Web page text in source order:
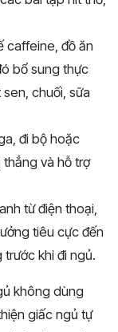
caffeine, đồ ăn
bổ sung thực
chuối, sữa
đi bộ hoặc
và hỗ trợ
từ điện thoại,
tiêu cực đến
khi đi ngủ.
không dùng
giấc ngủ tự